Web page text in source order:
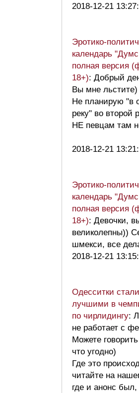
2018-12-21
Эротико-
календарь
полная версия
18+): Добрый
Вы мне льстите)
Не планирую "в
реку" во второй
НЕ певцам там
2018-12-21
Эротико-
календарь
полная версия
18+): Девочки,
великолепны))
шмекси, все
2018-12-21
Одесситки стали
лучшими в
по чирлидингу:
не работает с
Можете
что угодно)
Где это
читайте на
где и анонс был,